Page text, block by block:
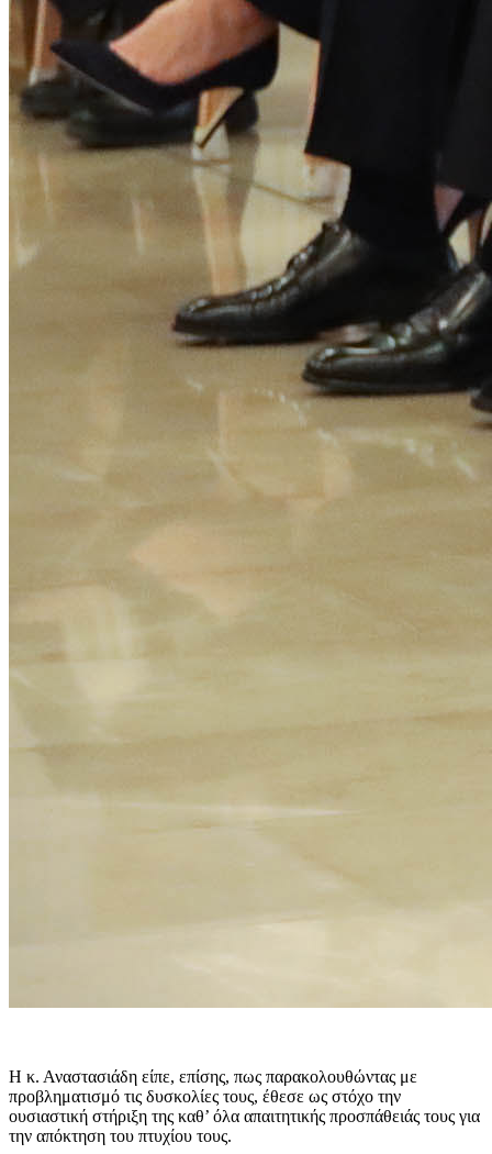
Η κ. Αναστασιάδη είπε, επίσης, πως παρακολουθώντας με
προβληματισμό τις δυσκολίες τους, έθεσε ως στόχο την
ουσιαστική στήριξη της καθ’ όλα απαιτητικής προσπάθειάς τους για
την απόκτηση του πτυχίου τους.